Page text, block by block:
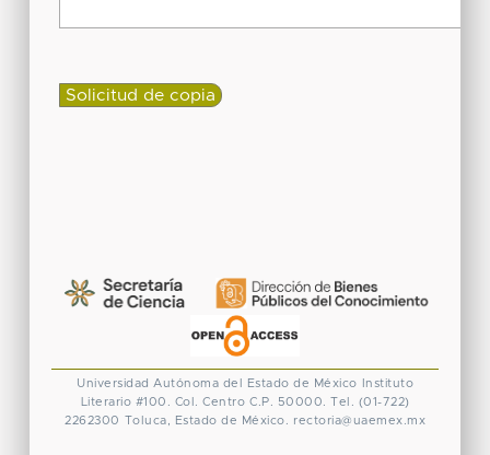
Universidad Autónoma del Estado de México
Instituto
Literario #100. Col. Centro C.P. 50000. Tel. (01-722)
2262300 Toluca, Estado de México. rectoria@uaemex.mx